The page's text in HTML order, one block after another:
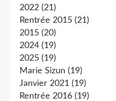
2022 (21)
Rentrée 2015 (21)
2015 (20)
2024 (19)
2025 (19)
Marie Sizun (19)
Janvier 2021 (19)
Rentrée 2016 (19)